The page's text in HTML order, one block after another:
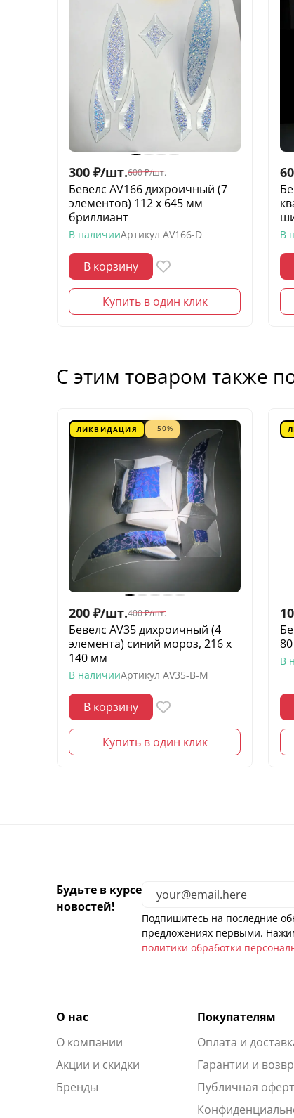
300 ₽/шт.600 ₽/шт.
Бевелс AV166 дихроичный (7
элементов) 112 х 645 мм
бриллиант
В наличииАртикул AV166-D
В корзину
Купить в один клик
60
В
С этим товаром также
ЛИКВИДАЦИЯ - 50%
200 ₽/шт.400 ₽/шт.
Бевелс AV35 дихроичный (4
элемента) синий мороз, 216 х
140 мм
В наличииАртикул AV35-B-M
В корзину
Купить в один клик
В
Будьте в курсе
новостей!
Подпишитесь на последние
предложениях первыми.
политики обработки
О нас
О компании
Акции и скидки
Бренды
Покупателям
Оплата и
Гарантии и
Публичная